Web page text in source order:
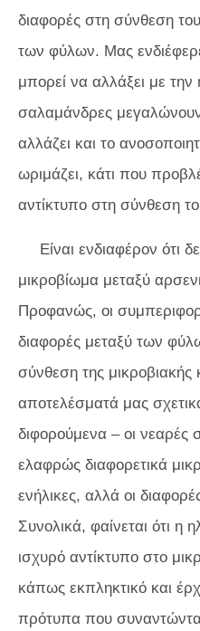
διαφορές στη σύνθεση
των φύλων. Μας
μπορεί να αλλάξει με την
σαλαμάνδρες
αλλάζει και το
ωριμάζει, κάτι που
αντίκτυπο στη σύνθεση
Είναι ενδιαφέρον ότι
μικροβίωμα μεταξύ
Προφανώς, οι
διαφορές μεταξύ των
σύνθεση της μικροβιακής
αποτελέσματά μας
διφορούμενα – οι νεαρές
ελαφρώς διαφορετικά
ενήλικες, αλλά οι
Συνολικά, φαίνεται ότι η
ισχυρό αντίκτυπο στο
κάπως εκπληκτικό και
πρότυπα που